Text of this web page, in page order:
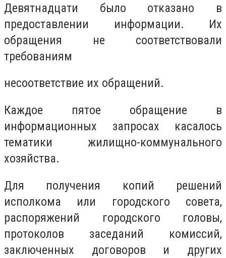
Девятнадцати было отказано в
предоставлении информации. Их
обращения не соответствовали
требованиям
несоответствие их обращений.
Каждое пятое обращение в
информационных запросах касалось
тематики жилищно-коммунального
хозяйства.
Для получения копий решений
исполкома или городского совета,
распоряжений городского головы,
протоколов заседаний комиссий,
заключенных договоров и других